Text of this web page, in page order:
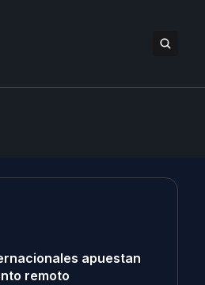
apuestan
remoto